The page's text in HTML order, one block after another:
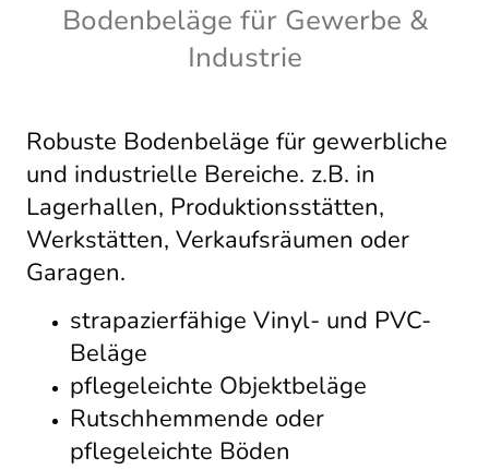
Bodenbeläge für Gewerbe &
Industrie
Robuste Bodenbeläge für gewerbliche
und industrielle Bereiche. z.B. in
Lagerhallen, Produktionsstätten,
Werkstätten, Verkaufsräumen oder
Garagen.
strapazierfähige Vinyl- und PVC-
Beläge
pflegeleichte Objektbeläge
Rutschhemmende oder
pflegeleichte Böden